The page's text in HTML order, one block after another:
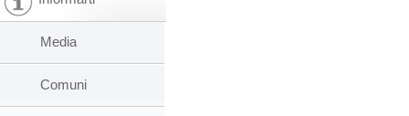
Media
Comuni